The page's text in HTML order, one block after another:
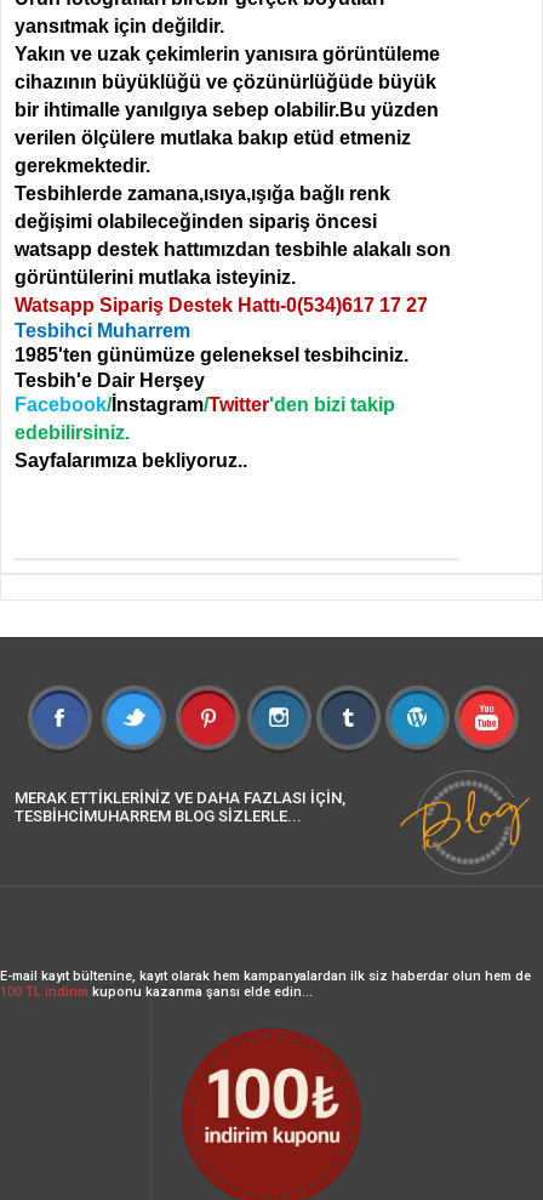
yansıtmak için değildir.
Yakın ve uzak çekimlerin yanısıra görüntüleme
cihazının büyüklüğü ve çözünürlüğüde büyük
bir ihtimalle yanılgıya sebep olabilir.Bu yüzden
verilen ölçülere mutlaka bakıp etüd etmeniz
gerekmektedir.
Tesbihlerde zamana,ısıya,ışığa bağlı renk
değişimi olabileceğinden sipariş öncesi
watsapp destek hattımızdan tesbihle alakalı son
görüntülerini mutlaka isteyiniz.
Watsapp Sipariş Destek Hattı-0(534)617 17 27
Tesbihci Muharrem
1985'ten günümüze geleneksel tesbihciniz.
Tesbih'e Dair Herşey
Facebook/İnstagram/Twitter'den bizi takip
edebilirsiniz.
Sayfalarımıza bekliyoruz..
MERAK ETTİKLERİNİZ VE DAHA FAZLASI İÇİN,
TESBİHCİMUHARREM BLOG SİZLERLE...
E-mail kayıt bültenine, kayıt olarak hem kampanyalardan ilk siz haberdar olun hem de
100 TL indirim kuponu kazanma şansı elde edin...